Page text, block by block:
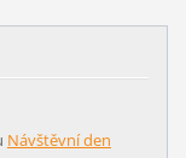
Návštěvní den